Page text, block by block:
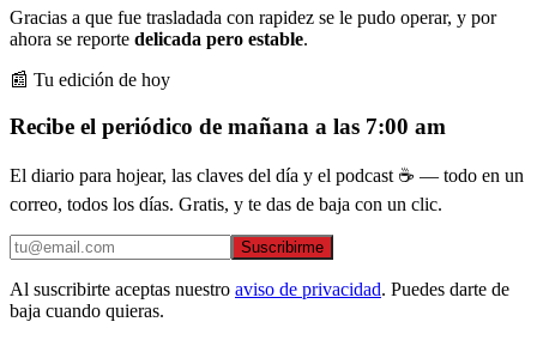
Gracias a que fue trasladada con rapidez se le pudo operar, y por
ahora se reporte delicada pero estable.
📰 Tu edición de hoy
Recibe el periódico de mañana a las 7:00 am
El diario para hojear, las claves del día y el podcast ☕ — todo en un
correo, todos los días. Gratis, y te das de baja con un clic.
Suscribirme
Al suscribirte aceptas nuestro aviso de privacidad. Puedes darte de
baja cuando quieras.